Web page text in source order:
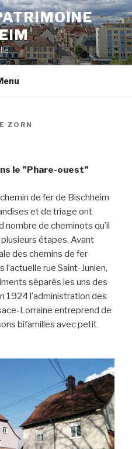
ZORN
le ”Phare-ouest”
de fer de Bischheim
et de triage ont
de cheminots qu’il
étapes. Avant
des chemins de fer
l’actuelle rue Saint-Junien,
séparés les uns des
1924 l’administration des
Lorraine entreprend de
bifamilles avec petit